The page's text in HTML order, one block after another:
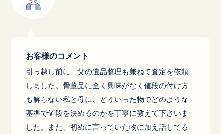
お客様のコメント
引っ越し前に、父の遺品整理も兼ねて査定を依頼
しました。骨董品に全く興味がなく値段の付け方
も解らない私と母に、どういった物でどのような
基準で値段を決めるのかを丁寧に教えて下さいま
した。また、初めに言っていた物に加え話してる